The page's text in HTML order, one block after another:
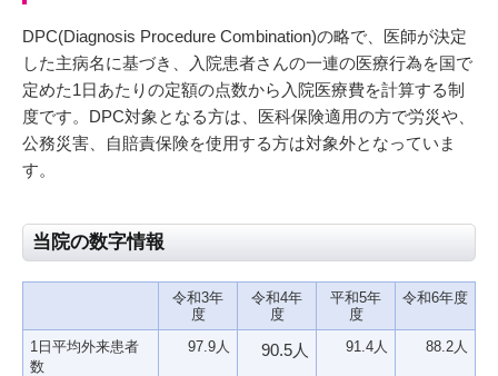
DPC(Diagnosis Procedure Combination)の略で、医師が決定
した主病名に基づき、入院患者さんの一連の医療行為を国で
定めた1日あたりの定額の点数から入院医療費を計算する制
度です。DPC対象となる方は、医科保険適用の方で労災や、
公務災害、自賠責保険を使用する方は対象外となっていま
す。
当院の数字情報
令和3年
度
令和4年
度
平和5年
度
令和6年度
1日平均外来患者
数
97.9人 90.5人 91.4人 88.2人